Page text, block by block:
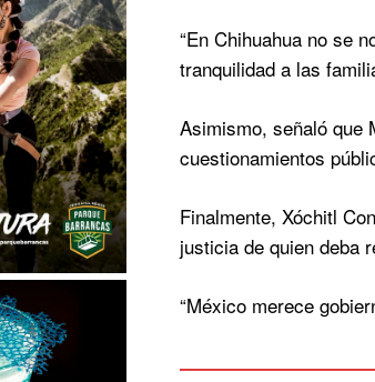
“En Chihuahua no se
tranquilidad a las
Asimismo, señaló que
cuestionamientos
Finalmente, Xóchitl
justicia de quien deba
“México merece